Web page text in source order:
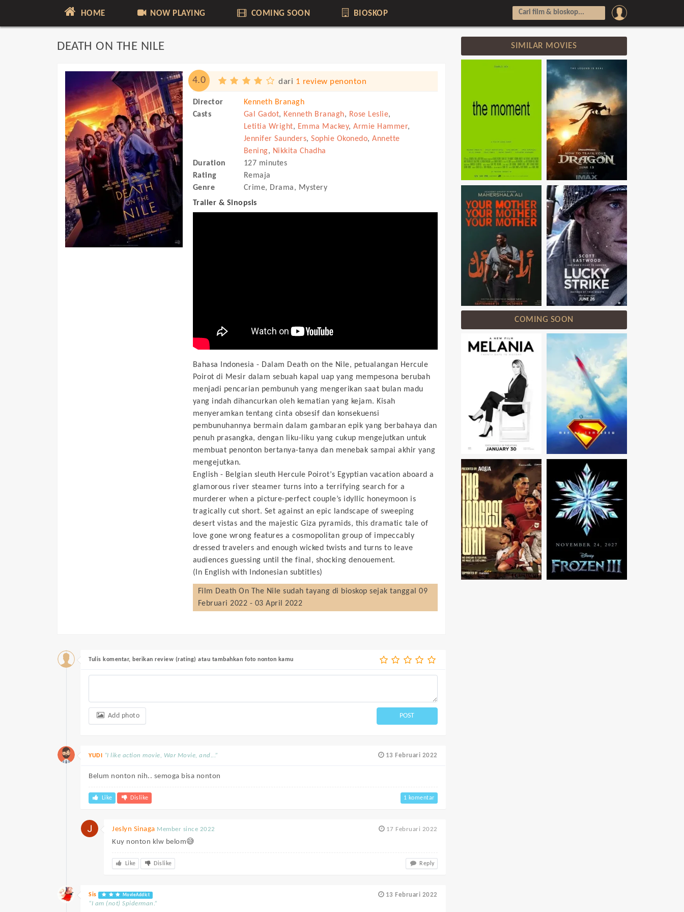
HOME NOW PLAYING COMING SOON BIOSKOP
DEATH ON THE NILE
4.0 dari 1 review penonton
Director
Kenneth Branagh
Casts
Gal Gadot, Kenneth Branagh, Rose Leslie,
Letitia Wright, Emma Mackey, Armie Hammer,
Jennifer Saunders, Sophie Okonedo, Annette
Bening, Nikkita Chadha
Duration
127 minutes
Rating
Remaja
Genre
Crime, Drama, Mystery
Trailer & Sinopsis
Bahasa Indonesia - Dalam Death on the Nile, petualangan Hercule
Poirot di Mesir dalam sebuah kapal uap yang mempesona berubah
menjadi pencarian pembunuh yang mengerikan saat bulan madu
yang indah dihancurkan oleh kematian yang kejam. Kisah
menyeramkan tentang cinta obsesif dan konsekuensi
pembunuhannya bermain dalam gambaran epik yang berbahaya dan
penuh prasangka, dengan liku-liku yang cukup mengejutkan untuk
membuat penonton bertanya-tanya dan menebak sampai akhir yang
mengejutkan.
English - Belgian sleuth Hercule Poirot’s Egyptian vacation aboard a
glamorous river steamer turns into a terrifying search for a
murderer when a picture-perfect couple’s idyllic honeymoon is
tragically cut short. Set against an epic landscape of sweeping
desert vistas and the majestic Giza pyramids, this dramatic tale of
love gone wrong features a cosmopolitan group of impeccably
dressed travelers and enough wicked twists and turns to leave
audiences guessing until the final, shocking denouement.
(In English with Indonesian subtitles)
Film Death On The Nile sudah tayang di bioskop sejak tanggal 09
Februari 2022 - 03 April 2022
Tulis komentar, berikan review (rating) atau tambahkan foto nonton kamu
Add photo POST
13 Februari 2022
YUDI “I like action movie, War Movie, and...”
Belum nonton nih.. semoga bisa nonton
Like Dislike 1 komentar
17 Februari 2022
Jeslyn Sinaga Member since 2022
Kuy nonton klw belom😅
Like Dislike Reply
13 Februari 2022
Sis MovieAddict
“I am (not) Spiderman.”
SIMILAR MOVIES
COMING SOON